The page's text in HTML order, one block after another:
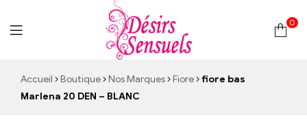
Desirs
0
Accueil Boutique Nos Marques Fiore
fiore bas
Marlena 20 DEN – BLANC